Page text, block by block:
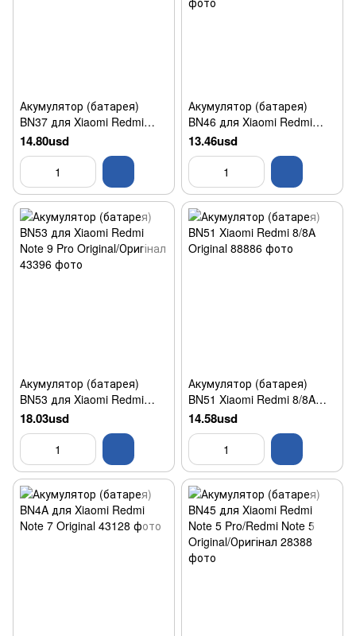
Акумулятор (батарея)
BN37 для Xiaomi Redmi
6/6A Original/Оригінал
14.80usd
Акумулятор (батарея)
BN46 для Xiaomi Redmi
7/Redmi Note 8/Redmi Note
8T Original/Оригінал
13.46usd
Акумулятор (батарея)
BN53 для Xiaomi Redmi
Note 9 Pro Original/Оригінал
18.03usd
Акумулятор (батарея)
BN51 Xiaomi Redmi 8/8A
Original
14.58usd